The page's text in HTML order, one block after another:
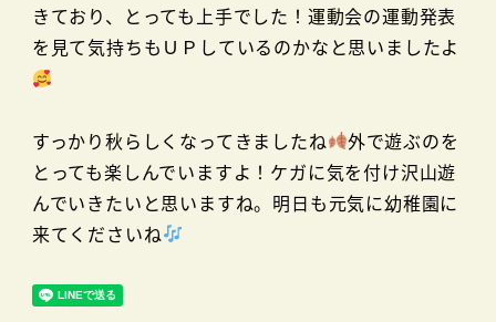
きており、とっても上手でした！運動会の運動発表
を見て気持ちもＵＰしているのかなと思いましたよ
すっかり秋らしくなってきましたね
外で遊ぶのを
とっても楽しんでいますよ！ケガに気を付け沢山遊
んでいきたいと思いますね。明日も元気に幼稚園に
来てくださいね